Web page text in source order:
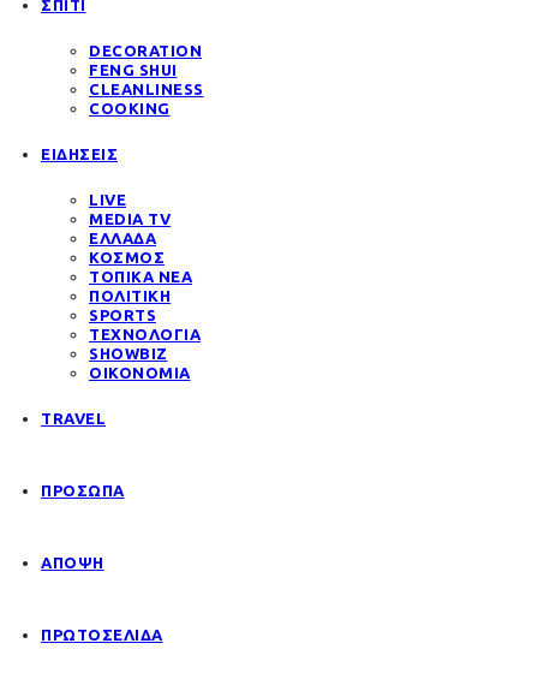
ΣΠΙΤΙ
DECORATION
FENG SHUI
CLEANLINESS
COOKING
ΕΙΔΗΣΕΙΣ
LIVE
MEDIA TV
ΕΛΛΑΔΑ
ΚΟΣΜΟΣ
ΤΟΠΙΚΑ ΝΕΑ
ΠΟΛΙΤΙΚΗ
SPORTS
ΤΕΧΝΟΛΟΓΙΑ
SHOWBIZ
ΟΙΚΟΝΟΜΙΑ
TRAVEL
ΠΡΟΣΩΠΑ
ΑΠΟΨΗ
ΠΡΩΤΟΣΕΛΙΔΑ